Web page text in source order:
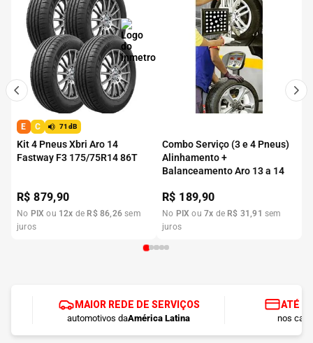
E C 71dB
Kit 4 Pneus Xbri Aro 14
Fastway F3 175/75R14 86T
R$879,90
No PIX ou 12x de R$ 86,26 sem
juros
Combo Serviço (3 e 4 Pneus)
Alinhamento +
Balanceamento Aro 13 a 14
R$ 189,90
No PIX ou7x de R$ 31 ,91 sem
juros
MAIOR REDE DE SERVIÇOS
automotivos daAmérica Latina
ATÉ
nos